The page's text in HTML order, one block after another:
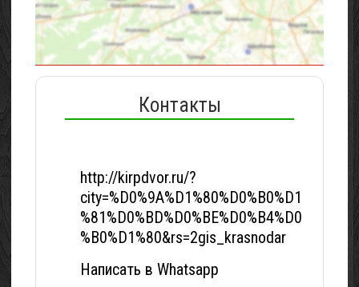
Контакты
http://kirpdvor.ru/?
city=%D0%9A%D1%80%D0%B0%D1
%81%D0%BD%D0%BE%D0%B4%D0
%B0%D1%80&rs=2gis_krasnodar
Написать в Whatsapp